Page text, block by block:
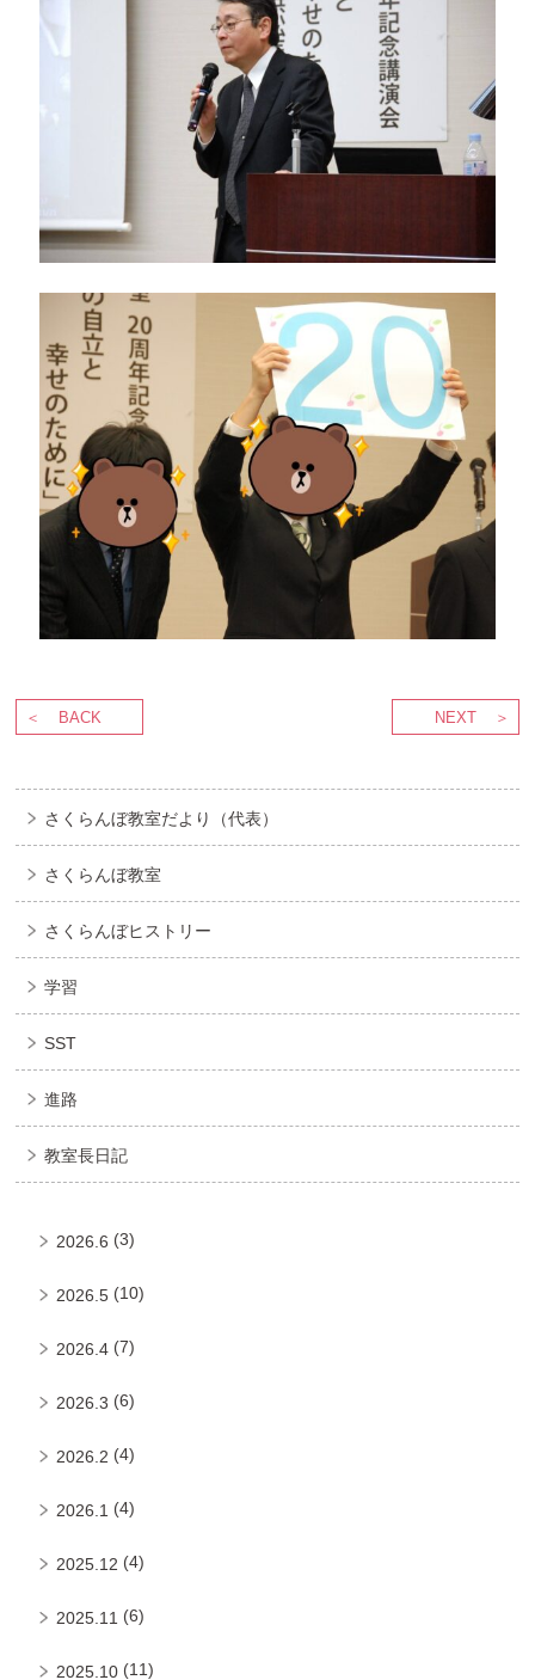
BACK NEXT
さくらんぼ教室だより（代表）
さくらんぼ教室
さくらんぼヒストリー
学習
SST
進路
教室長日記
2026.6 (3)
2026.5 (10)
2026.4 (7)
2026.3 (6)
2026.2 (4)
2026.1 (4)
2025.12 (4)
2025.11 (6)
2025.10 (11)